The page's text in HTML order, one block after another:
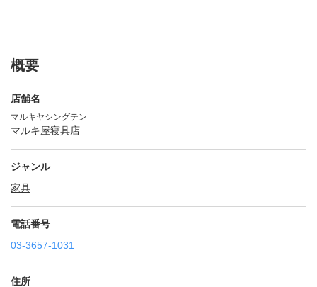
概要
店舗名
マルキヤシングテン
マルキ屋寝具店
ジャンル
家具
電話番号
03-3657-1031
住所